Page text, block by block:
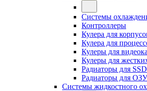
Системы
Контроллеры
Кулера для
Кулера для
Кулеры для
Кулеры для
Радиаторы для SSD
Радиаторы для ОЗУ
Системы жидкостного